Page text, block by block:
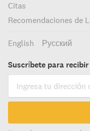
Citas
Recomendaciones de
English Русский
Suscríbete para